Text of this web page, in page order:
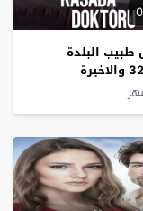
البلدة